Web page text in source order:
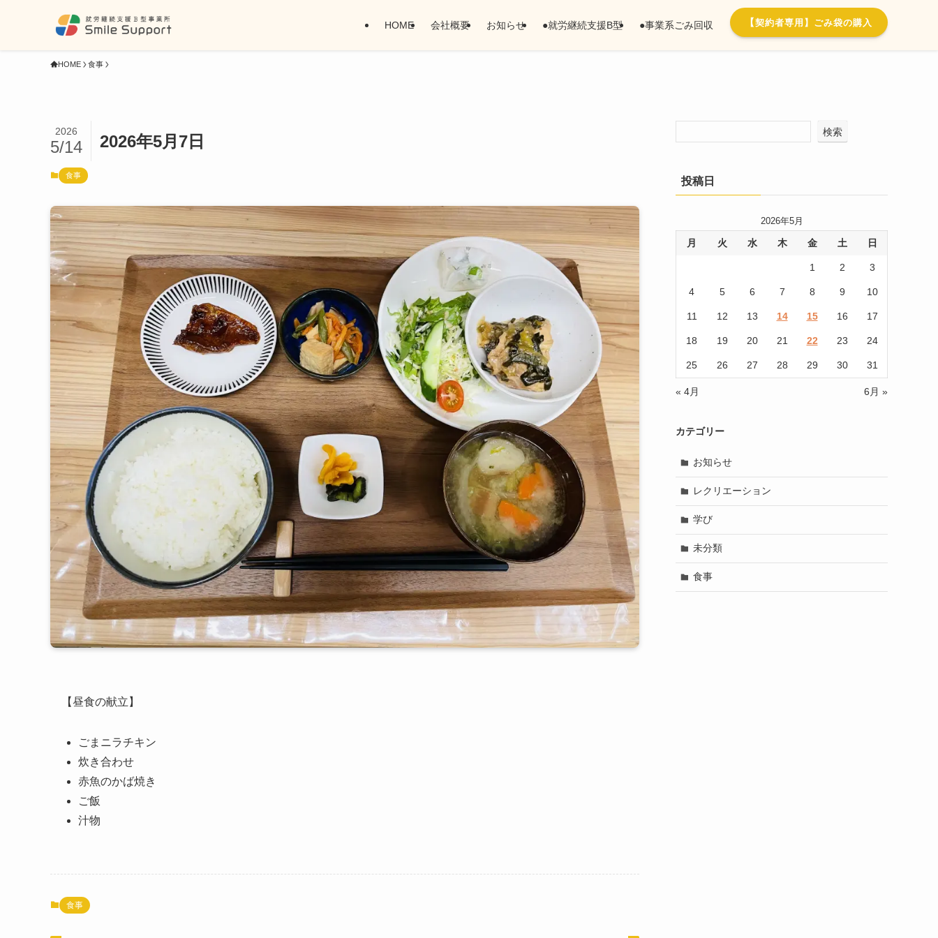
HOME 会社概要 お知らせ ●就労継続支援B型 ●事業系ごみ回収 【契約者専用】ごみ袋の購入
HOME 食事
2026年5月7日
2026
5/14
食事
【昼食の献立】
ごまニラチキン
炊き合わせ
赤魚のかば焼き
ご飯
汁物
食事
検索
投稿日
2026年5月
月 火 水 木 金 土 日
1 2 3
4 5 6 7 8 9 10
11 12 13 14 15 16 17
18 19 20 21 22 23 24
25 26 27 28 29 30 31
« 4月 6月 »
カテゴリー
お知らせ
レクリエーション
学び
未分類
食事